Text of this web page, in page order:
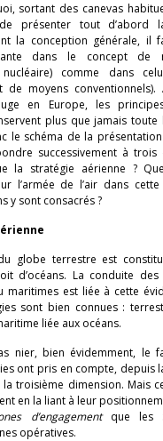
sortant des canevas
présenter tout d’abord
la conception générale, il
dans le concept de
nucléaire) comme dans
de moyens conventionnels).
en Europe, les
plus que jamais toute
le schéma de la
successivement à trois
la stratégie aérienne ?
l’armée de l’air dans
y sont consacrés ?
globe terrestre est
d’océans. La conduite
maritimes est liée à cette
sont bien connues :
liée aux océans.
nier, bien évidemment, le
ont pris en compte, depuis
la troisième dimension. Mais
en la liant à leur
d’engagement que les
opératives.